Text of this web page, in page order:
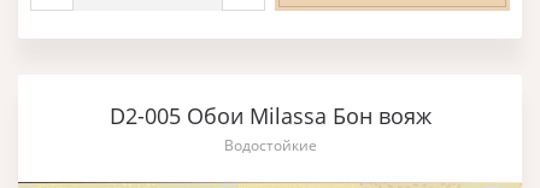
D2-005 Обои Milassa Бон вояж
Водостойкие